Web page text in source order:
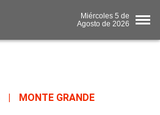
Miércoles 5 de
Agosto de 2026
MONTE GRANDE